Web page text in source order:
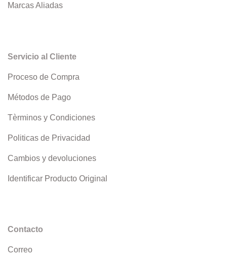
Marcas Aliadas
Servicio al Cliente
Proceso de Compra
Métodos de Pago
Tèrminos y Condiciones
Politicas de Privacidad
Cambios y devoluciones
Identificar Producto Original
Contacto
Correo